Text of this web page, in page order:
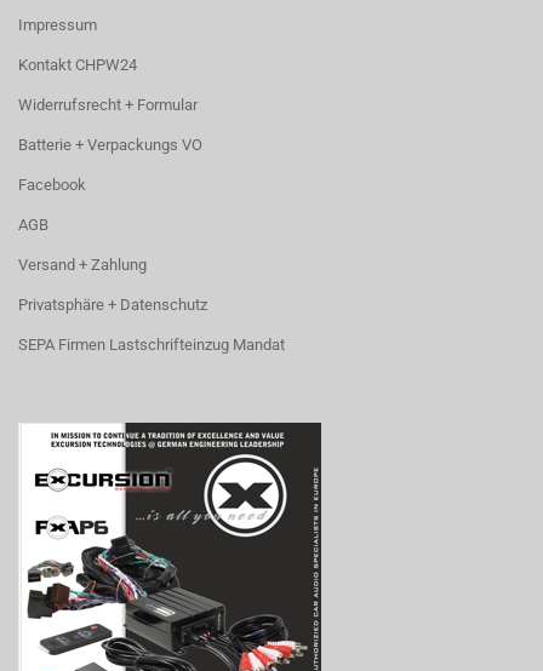
Impressum
Kontakt CHPW24
Widerrufsrecht + Formular
Batterie + Verpackungs VO
Facebook
AGB
Versand + Zahlung
Privatsphäre + Datenschutz
SEPA Firmen Lastschrifteinzug Mandat